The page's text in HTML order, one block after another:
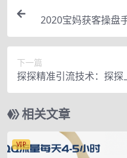
2020宝妈获客操盘
下一篇
探探精准引流技术：探
+模拟器话术+视频演示
相关文章
VIP